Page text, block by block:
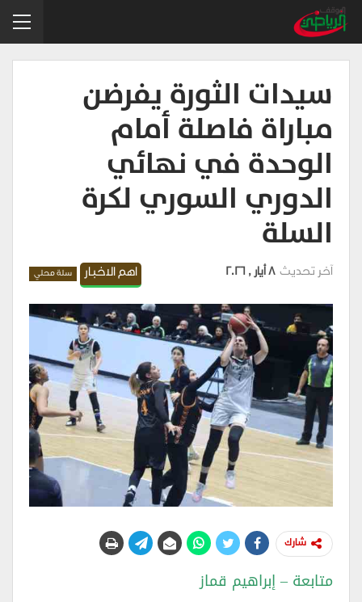
سيدات الثورة يفرضن
مباراة فاصلة أمام
الوحدة في نهائي
الدوري السوري لكرة
السلة
اهم الاخبار سلة محلي آخر تحديث8 أيار , 2026
شارك
متابعة – إبراهيم قماز